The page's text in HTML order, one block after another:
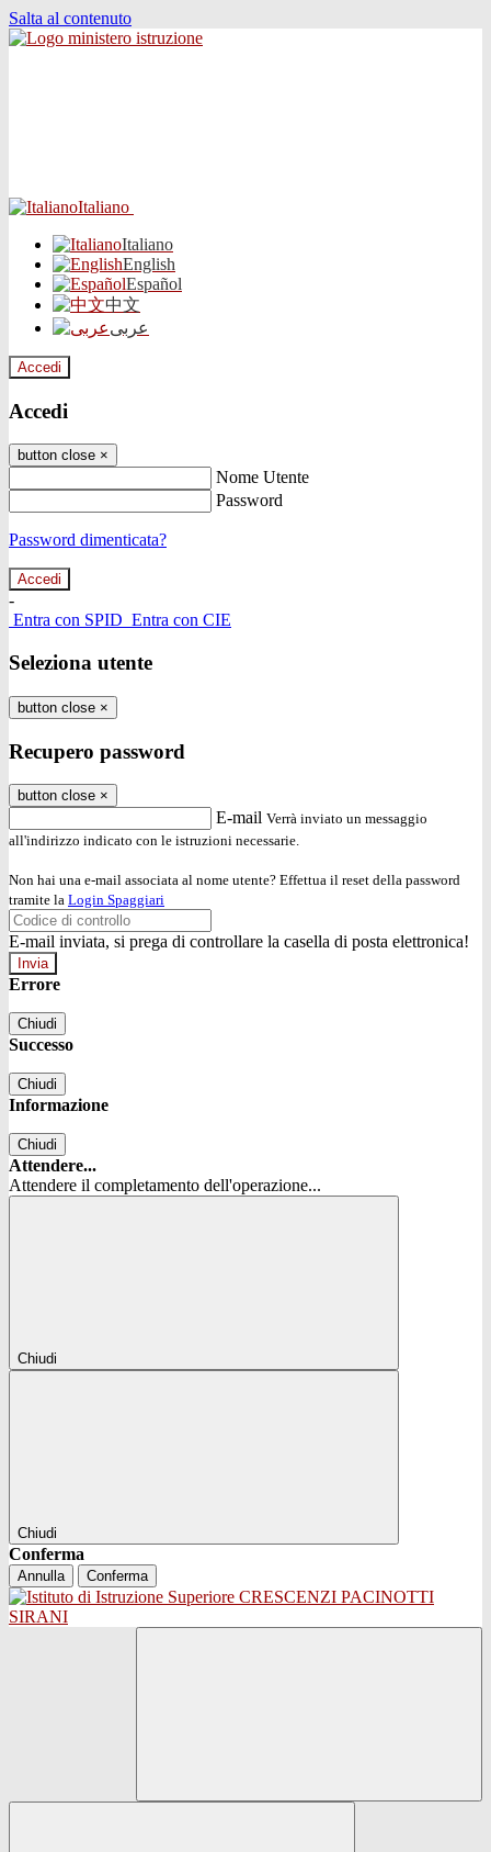
Salta al contenuto
Italiano
Italiano
English
Español
中文
عربى
Accedi
Accedi
button close ×
Nome Utente
Password
Password dimenticata?
-
Entra con SPID Entra con CIE
Seleziona utente
button close ×
Recupero password
button close ×
E-mail Verrà inviato un messaggio
all'indirizzo indicato con le istruzioni necessarie.
Non hai una e-mail associata al nome utente? Effettua il reset della password
tramite la Login Spaggiari
E-mail inviata, si prega di controllare la casella di posta elettronica!
Errore
Chiudi
Successo
Chiudi
Informazione
Chiudi
Attendere...
Attendere il completamento dell'operazione...
Chiudi
Chiudi
Conferma
Annulla Conferma